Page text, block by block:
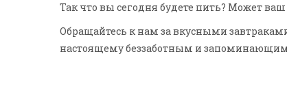
Так что вы сегодня будете пить? Может
Обращайтесь к нам за вкусными
настоящему беззаботным и